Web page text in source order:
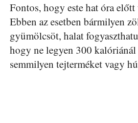
Fontos, hogy este hat óra előtt
Ebben az esetben bármilyen
gyümölcsöt, halat
hogy ne legyen 300
semmilyen tejterméket vagy